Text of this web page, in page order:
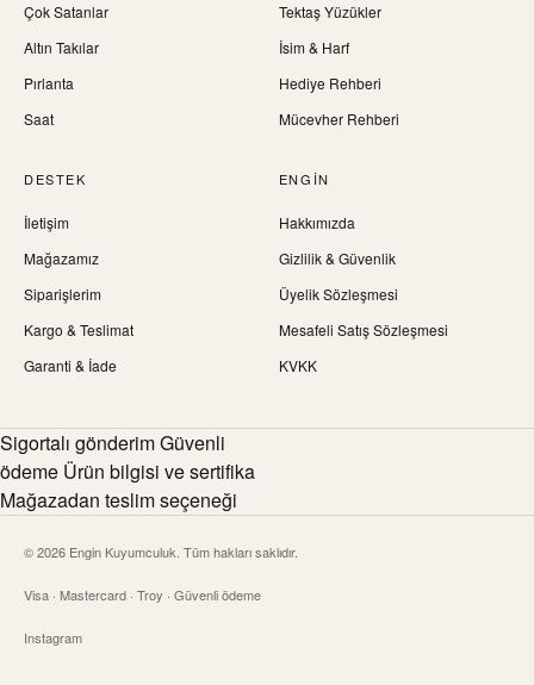
Çok Satanlar
Altın Takılar
Pırlanta
Saat
Tektaş Yüzükler
İsim & Harf
Hediye Rehberi
Mücevher Rehberi
DESTEK
İletişim
Mağazamız
Siparişlerim
Kargo & Teslimat
Garanti & İade
ENGIN
Hakkımızda
Gizlilik & Güvenlik
Üyelik Sözleşmesi
Mesafeli Satış Sözleşmesi
KVKK
Sigortalı gönderim Güvenli
ödeme Ürün bilgisi ve sertifika
Mağazadan teslim seçeneği
© 2026 Engin Kuyumculuk. Tüm hakları saklıdır.
Visa · Mastercard · Troy · Güvenli ödeme
Instagram